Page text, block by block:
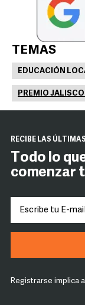
TEMAS
EDUCACIÓN
PREMIO
RECIBE LAS
Todo lo
comenzar
Registrarse implica